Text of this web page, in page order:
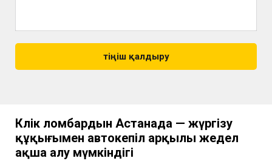
Өтіңіш қалдыру
Көлік ломбардын Астанада — жүргізу
құқығымен автокепіл арқылы жедел
ақша алу мүмкіндігі